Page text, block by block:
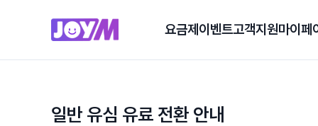
요금제 이벤트고객지원마이페
일반 유심 유료 전환 안내